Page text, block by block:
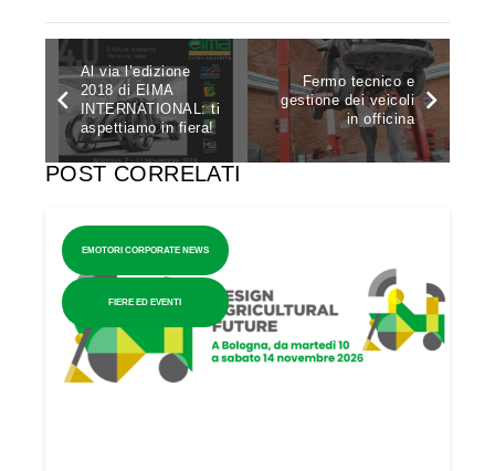
Al via l’edizione
2018 di EIMA
INTERNATIONAL: ti
aspettiamo in fiera!
Fermo tecnico e
gestione dei veicoli
in officina
POST CORRELATI
EMOTORI CORPORATE NEWS
FIERE ED EVENTI